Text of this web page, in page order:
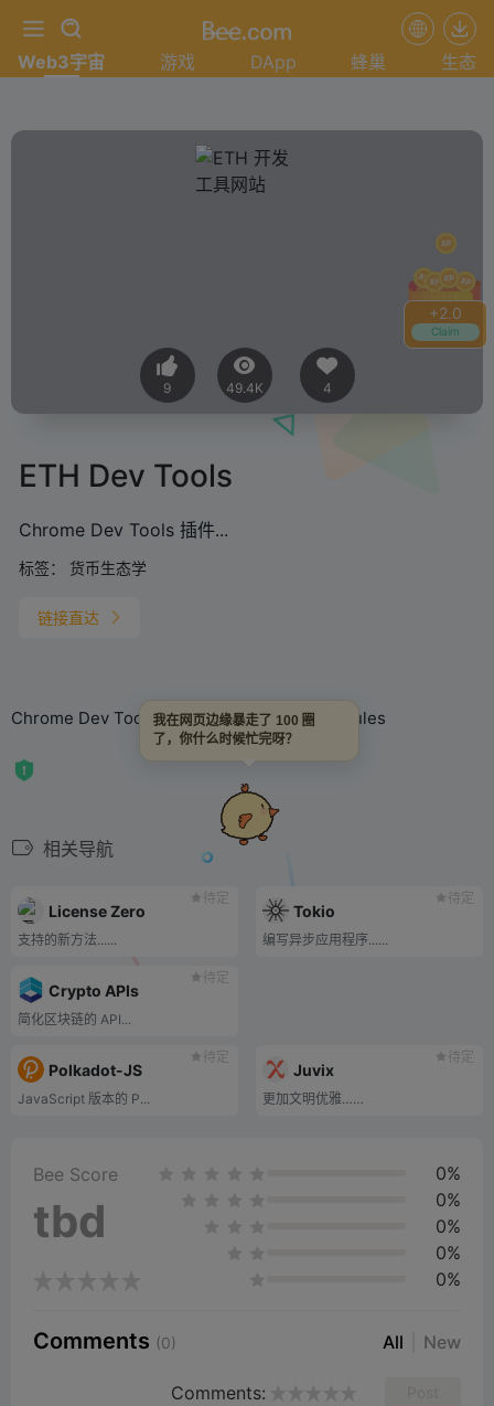
+2.0
Claim
Web3宇宙 游戏 DApp 蜂巢 生态
9 49.4K 4
ETH Dev Tools
Chrome Dev Tools 插件...
标签： 货币生态学
链接直达
Chrome Dev Tools plugin with multiple modules
相关导航
待定
License Zero
支持的新方法......
待定
Tokio
编写异步应用程序......
待定
Crypto APIs
简化区块链的 API...
待定
Polkadot-JS
JavaScript 版本的 P...
待定
Juvix
更加文明优雅……
Bee Score
tbd
0%
0%
0%
0%
0%
Comments (0) All New
Comments:
我在网页边缘暴走了 100 圈
了，你什么时候忙完呀？